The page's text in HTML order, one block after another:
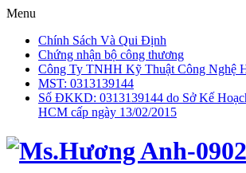
Menu
Chính Sách Và Qui Định
Chứng nhận bộ công thương
Công Ty TNHH Kỹ Thuật Công Nghệ
MST: 0313139144
Số ĐKKD: 0313139144 do Sở Kế
HCM cấp ngày 13/02/2015